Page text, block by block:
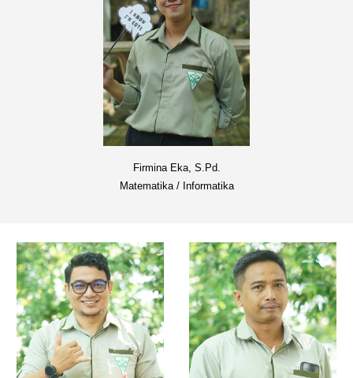
Firmina Eka, S.Pd.
Matematika / Informatika